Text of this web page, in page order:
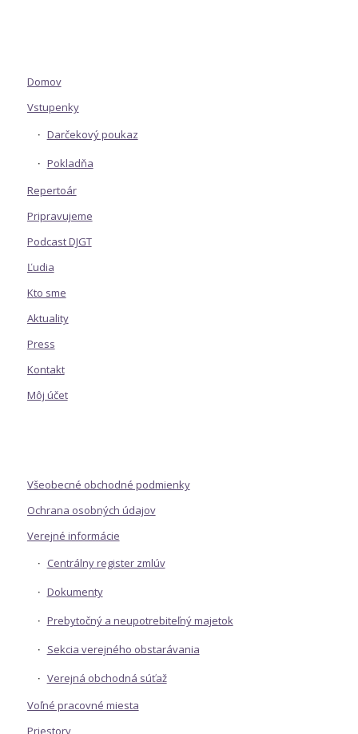
Domov
Vstupenky
Darčekový poukaz
Pokladňa
Repertoár
Pripravujeme
Podcast DJGT
Ľudia
Kto sme
Aktuality
Press
Kontakt
Môj účet
Všeobecné obchodné podmienky
Ochrana osobných údajov
Verejné informácie
Centrálny register zmlúv
Dokumenty
Prebytočný a neupotrebiteľný majetok
Sekcia verejného obstarávania
Verejná obchodná súťaž
Voľné pracovné miesta
Priestory